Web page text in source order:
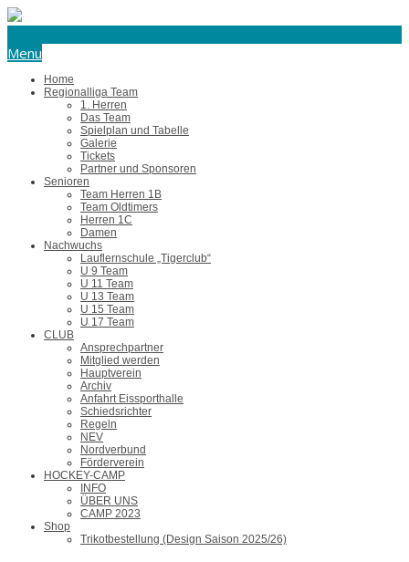
Menu
Home
Regionalliga Team
1. Herren
Das Team
Spielplan und Tabelle
Galerie
Tickets
Partner und Sponsoren
Senioren
Team Herren 1B
Team Oldtimers
Herren 1C
Damen
Nachwuchs
Lauflernschule „Tigerclub“
U 9 Team
U 11 Team
U 13 Team
U 15 Team
U 17 Team
CLUB
Ansprechpartner
Mitglied werden
Hauptverein
Archiv
Anfahrt Eissporthalle
Schiedsrichter
Regeln
NEV
Nordverbund
Förderverein
HOCKEY-CAMP
INFO
ÜBER UNS
CAMP 2023
Shop
Trikotbestellung (Design Saison 2025/26)